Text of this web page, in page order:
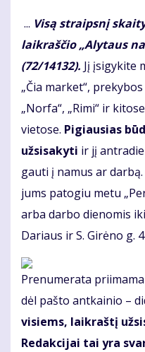
... Visą straipsnį
laikraščio „Alytaus
(72/14132). Jį įsigykite
„Čia market“,
„Norfa“, „Rimi“ ir
vietose. Pigiausias
užsisakyti ir jį
gauti į namus ar
jums patogiu metu
arba darbo dienomis
Dariaus ir S. Girėno g.
Prenumerata
dėl pašto antkainio –
visiems, laikraštį
Redakcijai tai yra